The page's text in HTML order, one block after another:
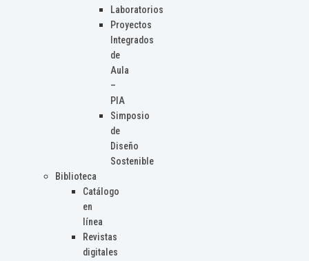
Laboratorios
Proyectos
Integrados
de
Aula
–
PIA
Simposio
de
Diseño
Sostenible
Biblioteca
Catálogo
en
línea
Revistas
digitales